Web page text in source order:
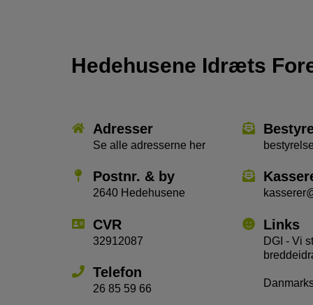
Hedehusene Idræts
Adresser
Se alle adresserne her
Postnr. & by
2640 Hedehusene
CVR
32912087
Telefon
26 85 59 66
Links
DGI - Vi